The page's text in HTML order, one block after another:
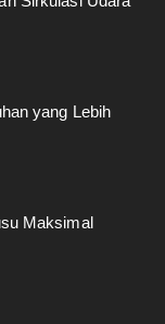
yang Lebih
Maksimal